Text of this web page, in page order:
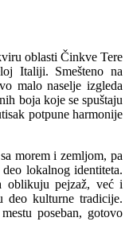
oblasti Činkve Tere
Italiji. Smešteno na
malo naselje izgleda
boja koje se spuštaju
potpune harmonije
morem i zemljom, pa
lokalnog identiteta.
oblikuju pejzaž, već i
deo kulturne tradicije.
poseban, gotovo